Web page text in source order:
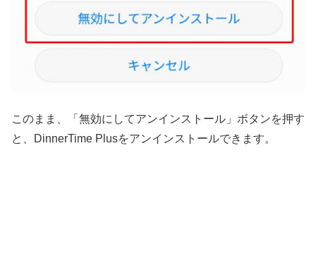
このまま、「無効にしてアンインストール」ボタンを押す
と、DinnerTime Plusをアンインストールできます。